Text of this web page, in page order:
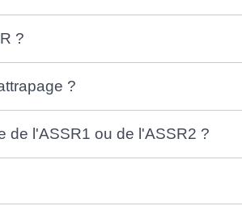
?
?
de l'ASSR1 ou de l'ASSR2 ?